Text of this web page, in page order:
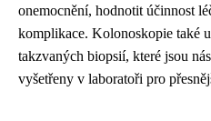
onemocnění, hodnotit účinnost
komplikace. Kolonoskopie také
takzvaných biopsií, které jsou
vyšetřeny v laboratoři pro